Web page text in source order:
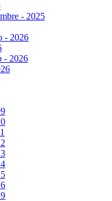
- 2025
- 2026
- 2026